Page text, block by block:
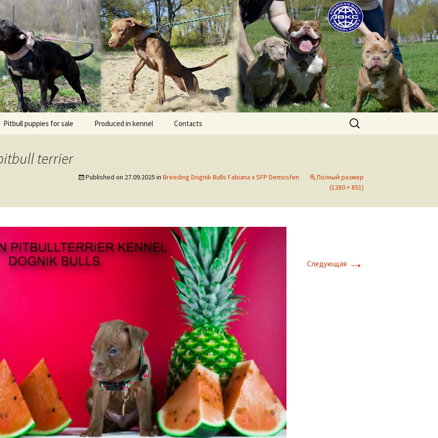
BULLS Europe. ADBA registered. APBT puppies for sale. Worldwide shipping
Pitbull puppies for sale Produced in kennel Contacts
Найти:
terrier
Published on 27.09.2025 in Breeding Dognik Bulls Fabiana x SFP Demosfen
Полный размер
(1280 × 851)
Следующая →